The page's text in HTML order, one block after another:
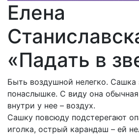
Елена
«Падать в
Быть воздушной нелегко. Сашка
понаслышке. С виду она
внутри у нее – воздух.
Сашку повсюду подстерегают
иголка, острый карандаш – ей